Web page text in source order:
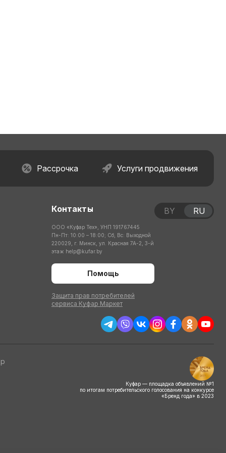
Рассрочка Услуги продвижения
Контакты
ООО «Куфар Тех», УНП 191767445
Пн-Пт: 10:00 – 18:00; Сб, Вс: Выходной
220029, г. Минск, ул. Красная 7А-2, 3-й
этаж help@kufar.by
Помощь
Защита прав потребителей
сервиса Куфар Маркет
BY RU
Куфар — площадка объявлений №1
по итогам потребительского голосования на конкурсе
«Бренд года» в 2023